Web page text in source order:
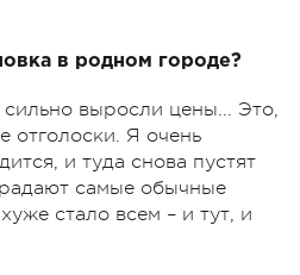
в родном городе?
выросли цены... Это,
отголоски. Я очень
и туда снова пустят
самые обычные
стало всем – и тут, и